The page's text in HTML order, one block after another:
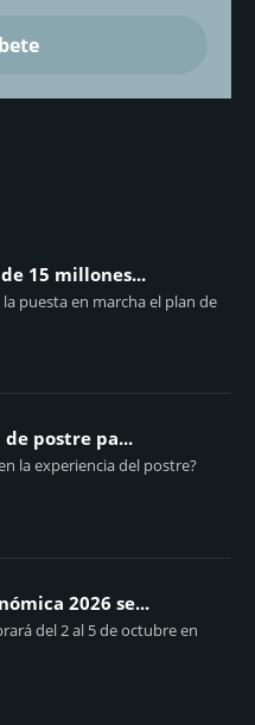
15 millones...
puesta en marcha el plan de
postre pa...
la experiencia del postre?
2026 se...
del 2 al 5 de octubre en